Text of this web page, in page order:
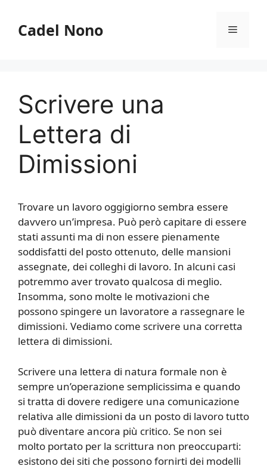
contenuto
Cadel Nono Menu
Scrivere una
Lettera di
Dimissioni
Trovare un lavoro oggigiorno sembra essere
davvero un’impresa. Può però capitare di essere
stati assunti ma di non essere pienamente
soddisfatti del posto ottenuto, delle mansioni
assegnate, dei colleghi di lavoro. In alcuni casi
potremmo aver trovato qualcosa di meglio.
Insomma, sono molte le motivazioni che
possono spingere un lavoratore a rassegnare le
dimissioni. Vediamo come scrivere una corretta
lettera di dimissioni.
Scrivere una lettera di natura formale non è
sempre un’operazione semplicissima e quando
si tratta di dovere redigere una comunicazione
relativa alle dimissioni da un posto di lavoro tutto
può diventare ancora più critico. Se non sei
molto portato per la scrittura non preoccuparti:
esistono dei siti che possono fornirti dei modelli